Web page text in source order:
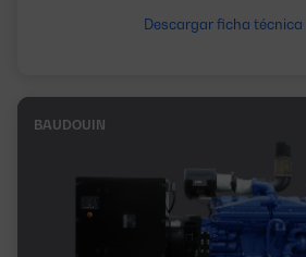
Descargar ficha técnica
BAUDOUIN